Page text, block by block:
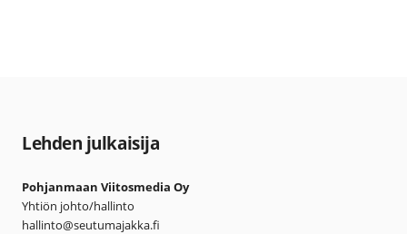
Lehden julkaisija
Pohjanmaan Viitosmedia Oy
Yhtiön johto/hallinto
hallinto@seutumajakka.fi